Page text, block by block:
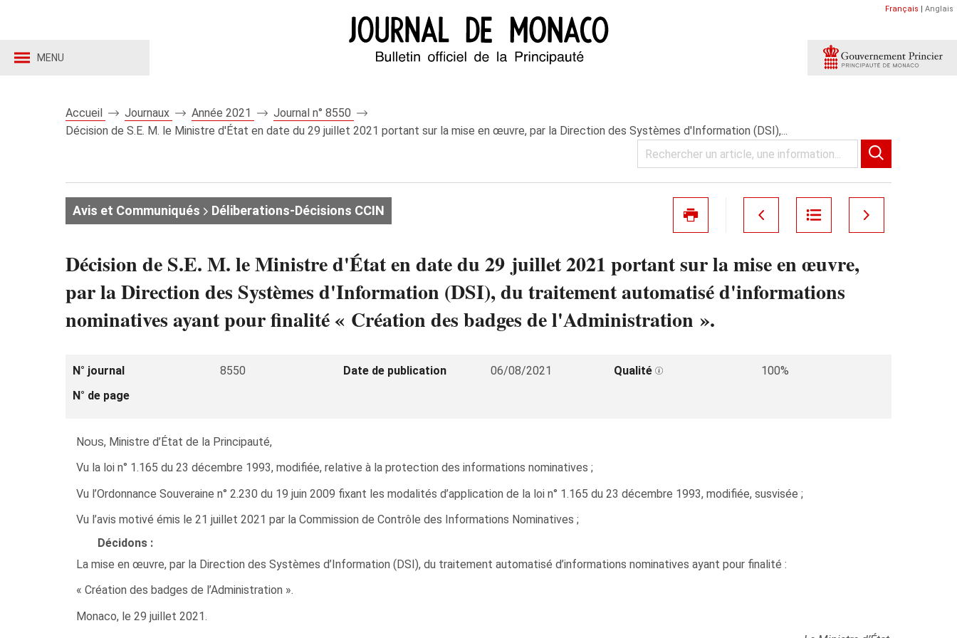
MENU
Français | Anglais
Accueil Journaux Année 2021
Journal n° 8550
Décision de S.E. M. le Ministre d'État en date du 29 juillet 2021 portant sur la mise en œuvre, par la Direction des Systèmes d'Information (DSI),...
Avis et Communiqués Déliberations-Décisions CCIN
Décision de S.E. M. le Ministre d'État en date du 29 juillet 2021 portant sur la mise en œuvre,
par la Direction des Systèmes d'Information (DSI), du traitement automatisé d'informations
nominatives ayant pour finalité « Création des badges de l'Administration ».
N° journal 8550 Date de publication 06/08/2021 Qualité
100%
N° de page
Nous, Ministre d’État de la Principauté,
Vu la loi n° 1.165 du 23 décembre 1993, modifiée, relative à la protection des informations nominatives ;
Vu l’Ordonnance Souveraine n° 2.230 du 19 juin 2009 fixant les modalités d’application de la loi n° 1.165 du 23 décembre 1993, modifiée, susvisée ;
Vu l’avis motivé émis le 21 juillet 2021 par la Commission de Contrôle des Informations Nominatives ;
Décidons :
La mise en œuvre, par la Direction des Systèmes d’Information (DSI), du traitement automatisé d’informations nominatives ayant pour finalité :
« Création des badges de l’Administration ».
Monaco, le 29 juillet 2021.